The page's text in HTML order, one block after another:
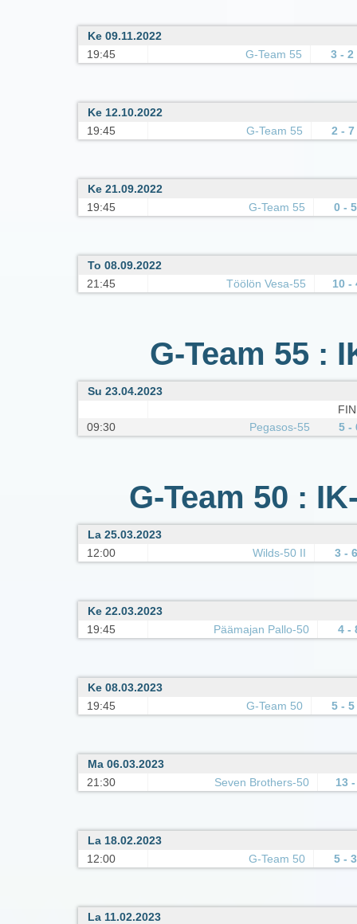
Ke 09.11.2022
19:45
G-Team 55 3 - 2
Ke 12.10.2022
19:45
G-Team 55 2 - 7
Ke 21.09.2022
19:45
G-Team 55 0 - 5
To 08.09.2022
21:45
Töölön Vesa-55 10 -
G-Team 55 :
Su 23.04.2023
FIN
09:30
Pegasos-55 5 -
G-Team 50 :
La 25.03.2023
12:00
Wilds-50 II 3 - 6
Ke 22.03.2023
19:45
Päämajan Pallo-50 4 -
Ke 08.03.2023
19:45
G-Team 50 5 - 5
Ma 06.03.2023
21:30
Seven Brothers-50 13
La 18.02.2023
12:00
G-Team 50 5 - 3
La 11.02.2023